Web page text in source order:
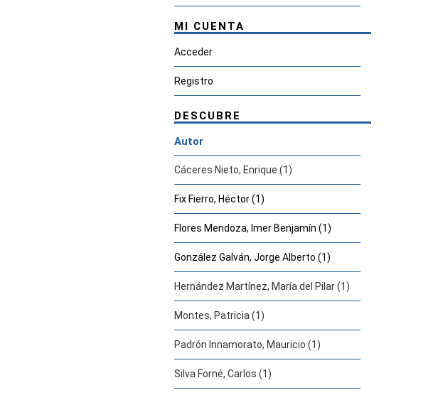
MI CUENTA
Acceder
Registro
DESCUBRE
Autor
Cáceres Nieto, Enrique (1)
Fix Fierro, Héctor (1)
Flores Mendoza, Imer Benjamín (1)
González Galván, Jorge Alberto (1)
Hernández Martínez, María del Pilar (1)
Montes, Patricia (1)
Padrón Innamorato, Mauricio (1)
Silva Forné, Carlos (1)